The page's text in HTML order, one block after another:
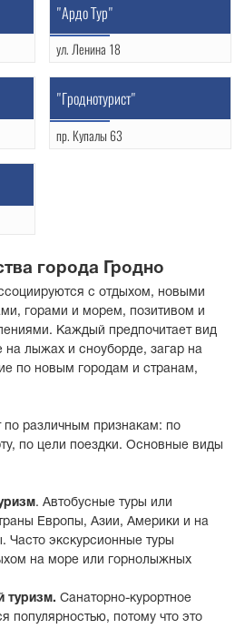
"Ардо Тур"
ул. Ленина 18
"Гроднотурист"
пр. Купалы 63
города Гродно
с отдыхом, новыми
горами и морем, позитивом и
Каждый предпочитает вид
на лыжах и сноуборде, загар на
по новым городам и странам,
по различным признакам: по
по цели поездки. Основные виды
. Автобусные туры или
Европы, Азии, Америки и на
Часто экскурсионные туры
на море или горнолыжных
туризм. Санаторно-курортное
популярностью, потому что это